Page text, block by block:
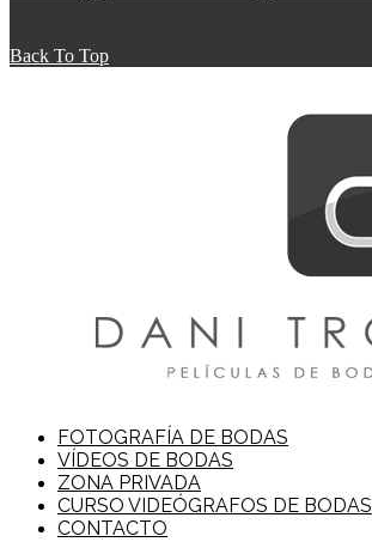
Back To Top
FOTOGRAFÍA DE BODAS
VÍDEOS DE BODAS
ZONA PRIVADA
CURSO VIDEÓGRAFOS DE BODAS
CONTACTO